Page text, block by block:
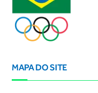
MAPA DO SITE